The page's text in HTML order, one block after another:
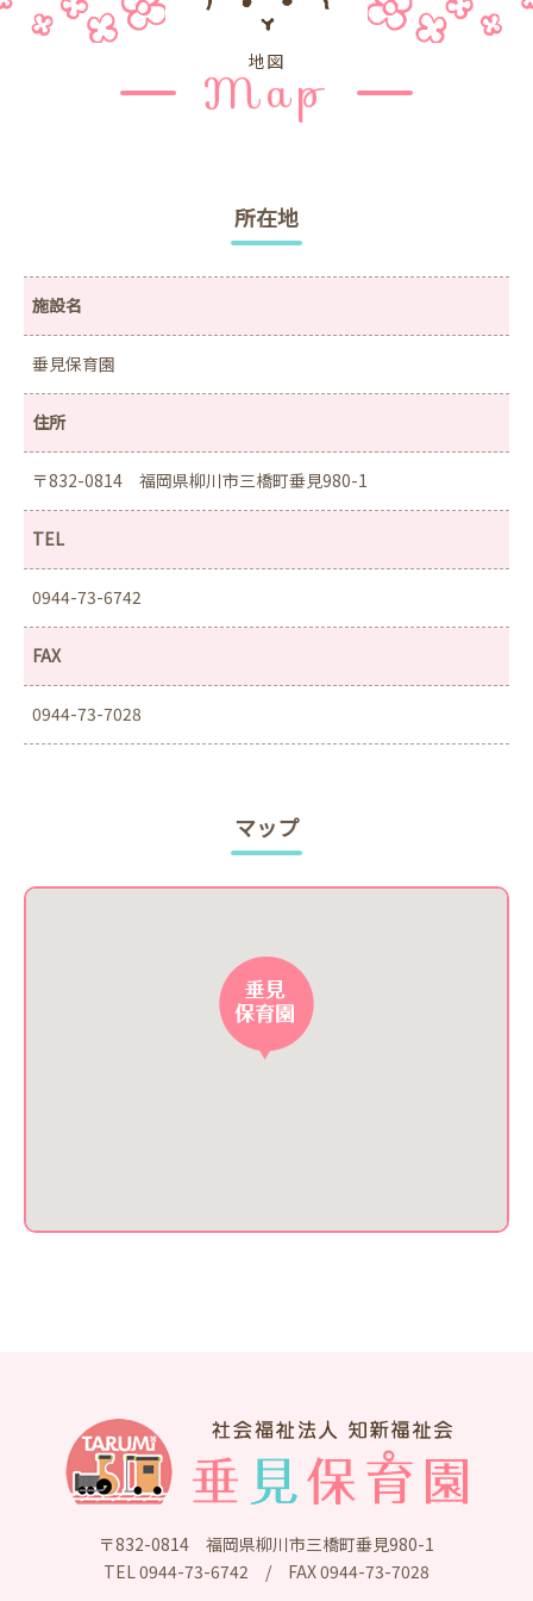
地図
Map
所在地
施設名
垂見保育園
住所
〒832-0814 福岡県柳川市三橋町垂見980-1
TEL
0944-73-6742
FAX
0944-73-7028
マップ
〒832-0814
福岡県柳川市三橋町垂見980-1
TEL0944-73-6742 / FAX 0944-73-7028